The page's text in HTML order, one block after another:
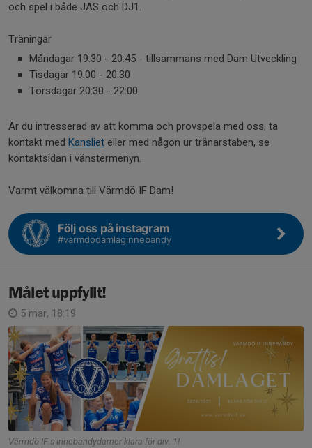
och spel i både JAS och DJ1.
Träningar
Måndagar 19:30 - 20:45 - tillsammans med Dam Utveckling
Tisdagar 19:00 - 20:30
Torsdagar 20:30 - 22:00
Är du intresserad av att komma och provspela med oss, ta
kontakt med Kansliet eller med någon ur tränarstaben, se
kontaktsidan i vänstermenyn.
Varmt välkomna till Värmdö IF Dam!
Följ oss på instagram
#varmdodamlaginnebandy
Målet uppfyllt!
5 mar, 18:19
Värmdö IF:s Innebandydamer klara för div. 1!